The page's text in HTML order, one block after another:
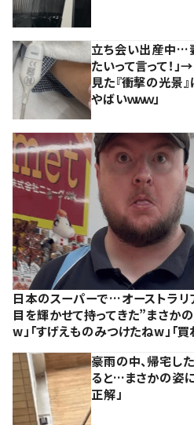
立ち会い出産中…
たいって言って！
見た『衝撃の光景』
やばいｗｗｗ」
日本のスーパーで…オーストラリ
目を輝かせて持ってきた”まさか
w」「すげえものみつけたねw」「
豪雨の中、帰宅し
ると…まさかの姿に
正解」